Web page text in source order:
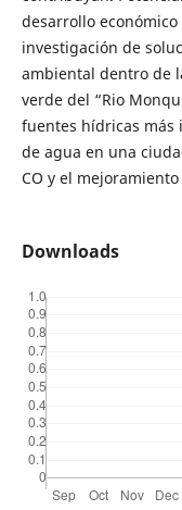
desarrollo
investigación de
ambiental dentro de
verde del “Rio
fuentes hídricas más
de agua en una
CO y el
Downloads